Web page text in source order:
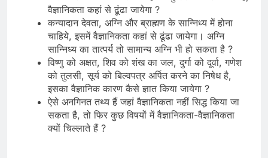
वैज्ञानिकता कहां से ढूंढा जायेगा ?
कन्यादान देवता, अग्नि और ब्राह्मण के सान्निध्य में होना
चाहिये, इसमें वैज्ञानिकता कहां से ढूंढा जायेगा। अग्नि
सान्निध्य का तात्पर्य तो सामान्य अग्नि भी हो सकता है ?
विष्णु को अक्षत, शिव को शंख का जल, दुर्गा को दूर्वा, गणेश
को तुलसी, सूर्य को बिल्वपत्र अर्पित करने का निषेध है,
इसका वैज्ञानिक कारण कैसे ज्ञात किया जायेगा ?
ऐसे अनगिनत तथ्य हैं जहां वैज्ञानिकता नहीं सिद्ध किया जा
सकता है, तो फिर कुछ विषयों में वैज्ञानिकता-वैज्ञानिकता
क्यों चिल्लाते हैं ?